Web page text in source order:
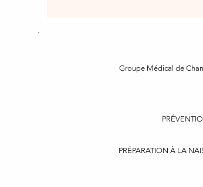
Groupe Médical de
PRÉPARATION À LA